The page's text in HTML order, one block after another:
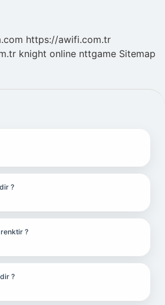
https://awifi.com.tr
knight online nttgame Sitemap
?
?
?